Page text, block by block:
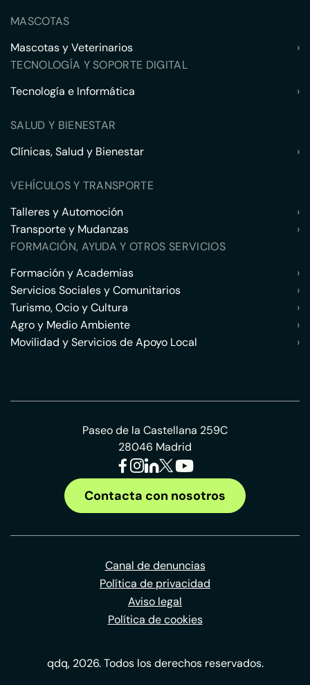
MASCOTAS
Mascotas y Veterinarios
›
TECNOLOGÍA Y SOPORTE DIGITAL
Tecnología e Informática
›
SALUD Y BIENESTAR
Clínicas, Salud y Bienestar
›
VEHÍCULOS Y TRANSPORTE
Talleres y Automoción
›
Transporte y Mudanzas
›
FORMACIÓN, AYUDA Y OTROS SERVICIOS
Formación y Academias
›
Servicios Sociales y Comunitarios
›
Turismo, Ocio y Cultura
›
Agro y Medio Ambiente
›
Movilidad y Servicios de Apoyo Local
›
Paseo de la Castellana 259C
28046 Madrid
Contacta con nosotros
Canal de denuncias
Política de privacidad
Aviso legal
Política de cookies
qdq, 2026. Todos los derechos reservados.